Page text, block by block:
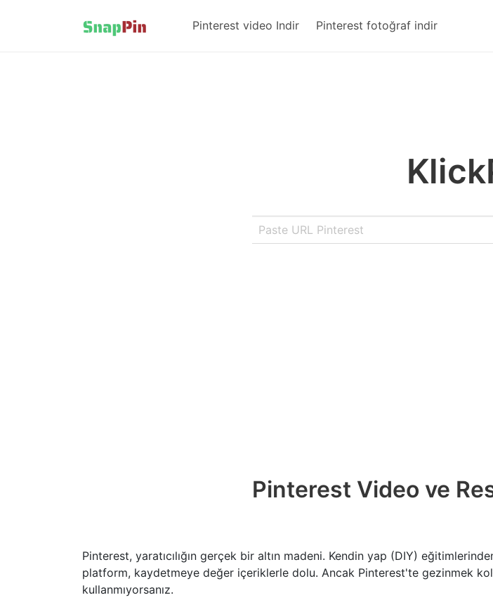
Pinterest video Indir​ Pinterest fotoğraf indir
Pinterest Video ve
Pinterest, yaratıcılığın gerçek bir altın madeni. Kendin yap (DIY)
platform, kaydetmeye değer içeriklerle dolu. Ancak Pinterest'te gezinmek
kullanmıyorsanız.